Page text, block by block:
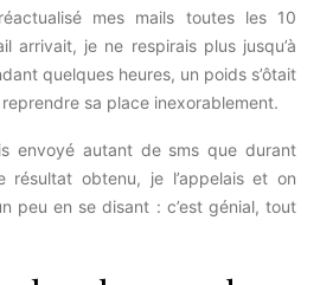
mes mails toutes les 10
arrivait, je ne respirais plus jusqu’à
quelques heures, un poids s’ôtait
sa place inexorablement.
envoyé autant de sms que durant
obtenu, je l’appelais et on
peu en se disant : c’est génial, tout